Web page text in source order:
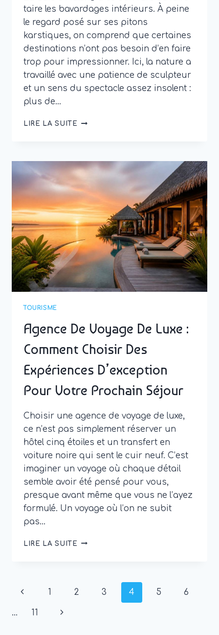
taire les bavardages intérieurs. À peine
le regard posé sur ses pitons
karstiques, on comprend que certaines
destinations n’ont pas besoin d’en faire
trop pour impressionner. Ici, la nature a
travaillé avec une patience de sculpteur
et un sens du spectacle assez insolent :
plus de…
LIRE LA SUITE BAIE
POUR
PAYSAGES
CROISIÈRES
EXCEPTIONNELLES
TOURISME
Agence De Voyage De Luxe :
Comment Choisir Des
Expériences D’exception
Pour Votre Prochain Séjour
Choisir une agence de voyage de luxe,
ce n’est pas simplement réserver un
hôtel cinq étoiles et un transfert en
voiture noire qui sent le cuir neuf. C’est
imaginer un voyage où chaque détail
semble avoir été pensé pour vous,
presque avant même que vous ne l’ayez
formulé. Un voyage où l’on ne subit
pas…
LIRE LA SUITE AGENCE
:
Page
Navigation
Previous
Page
1 2 3 4 5 6
… 11
Next